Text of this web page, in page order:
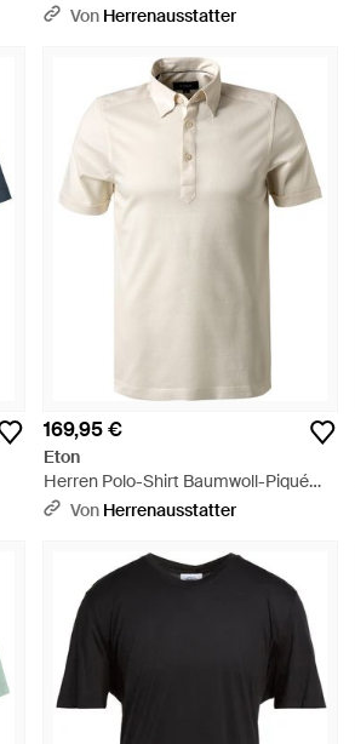
Von Herrenausstatter
169,95 €
Eton
Herren Polo-Shirt Baumwoll-Piqué
Meliert - Natur
Von Herrenausstatter